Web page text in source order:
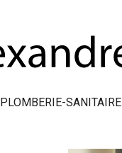
PLOMBERIE-SANITAIRE